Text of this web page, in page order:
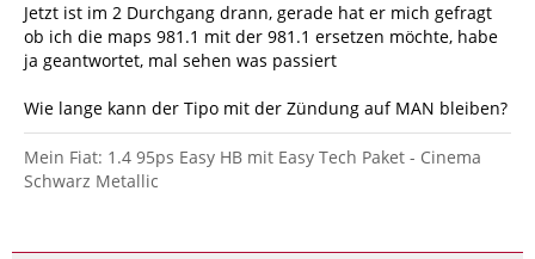
Jetzt ist im 2 Durchgang drann, gerade hat er mich gefragt
ob ich die maps 981.1 mit der 981.1 ersetzen möchte, habe
ja geantwortet, mal sehen was passiert
Wie lange kann der Tipo mit der Zündung auf MAN bleiben?
Mein Fiat: 1.4 95ps Easy HB mit Easy Tech Paket - Cinema
Schwarz Metallic